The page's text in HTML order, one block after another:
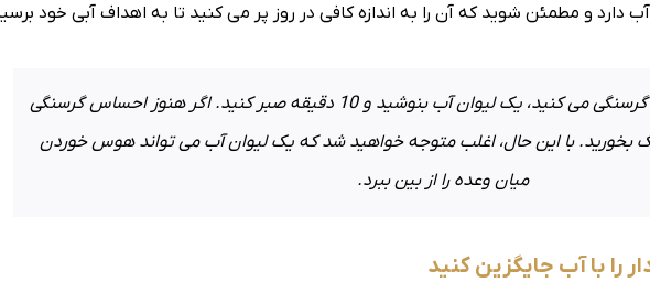
دارد و مطمئن شوید که آن را به اندازه کافی در روز پر می کنید تا به اهداف آبی خود
نکته بسیار مهم: اگر احساس گرسنگی می کنید، یک لیوان آب بنوشید و 10 دقیقه صبر کنید. اگر هنوز احساس گرسنگی
بخورید. با این حال، اغلب متوجه خواهید شد که یک لیوان آب می تواند هوس خوردن
میان وعده را از بین ببرد.